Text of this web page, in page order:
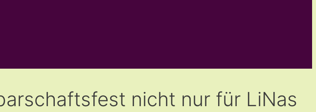
nicht nur für LiNas